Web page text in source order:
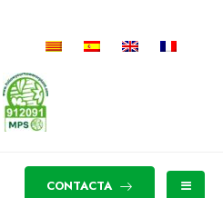
CONTACTA